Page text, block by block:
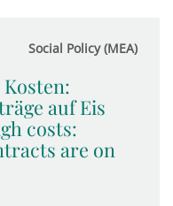
Social Policy (MEA)
auf Eis
costs:
are on